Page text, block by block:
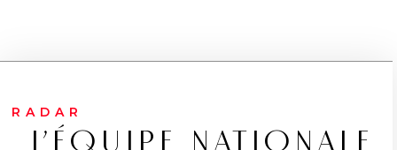
RADAR
L’ÉQUIPE NATIONALE